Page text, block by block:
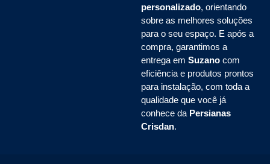
personalizado, orientando
sobre as melhores soluções
para o seu espaço. E após a
compra, garantimos a
entrega em Suzano com
eficiência e produtos prontos
para instalação, com toda a
qualidade que você já
conhece da Persianas
Crisdan.